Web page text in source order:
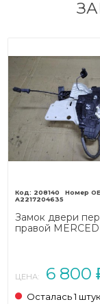
208140
A2217204635
Замок двери
правой
ЦЕНА: 6 800
Осталась 1